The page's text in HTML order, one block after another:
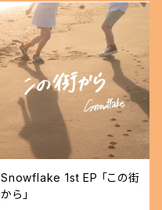
Snowflake 1st EP 「この街
から」